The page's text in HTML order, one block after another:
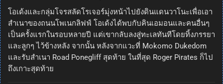
โอเด้งและกลุ่มโจรสลัดโรเจอร์มุ่งหน้าไปยังดินแดนวาโนะเพื่อเอา
สำเนาของถนนโพเนกลิฟฟ์ โอเด้งได้พบกับคินเอมอนและคนอื่นๆ
เป็นครั้งแรกในรอบหลายปี แต่เขากลับลงสู่ทะเลทันทีโดยทิ้งภรรยา
และลูกๆ ไว้ข้างหลัง จากนั้น หลังจากแวะที่ Mokomo Dukedom
และรับสำเนา Road Ponegliff สุดท้าย ในที่สุด Roger Pirates ก็ไป
ถึงเกาะสุดท้าย